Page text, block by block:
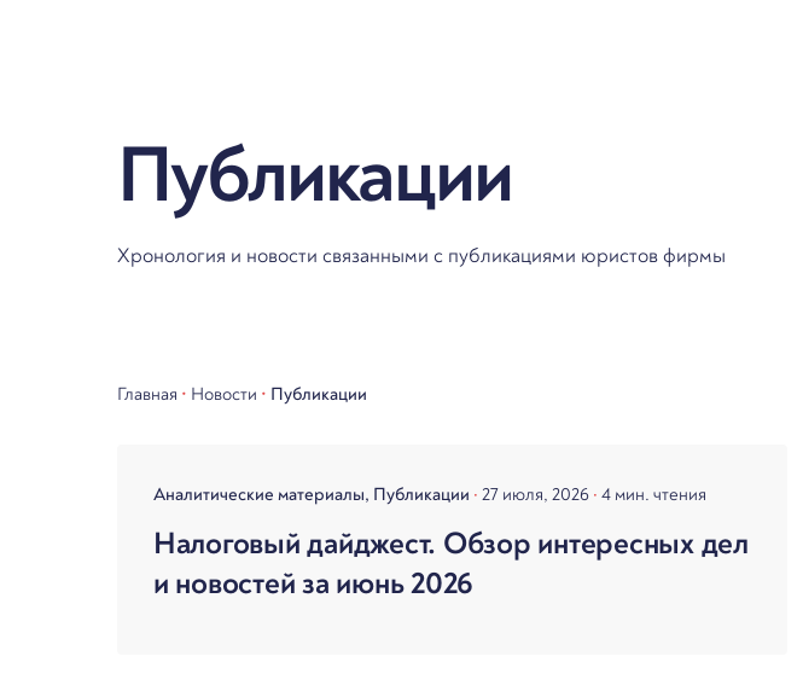
Публикации
Хронология и новости связанными с публикациями юристов фирмы
Главная • Новости • Публикации
Аналитические материалы Публикации 27 июля, 2026 4 мин. чтения
Налоговый дайджест. Обзор интересных дел
и новостей за июнь 2026